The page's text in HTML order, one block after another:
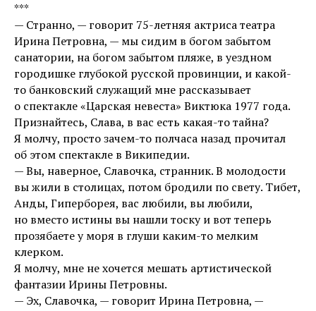
***
— Странно, — говорит 75-летняя актриса театра
Ирина Петровна, — мы сидим в богом забытом
санатории, на богом забытом пляже, в уездном
городишке глубокой русской провинции, и какой-
то банковский служащий мне рассказывает
о спектакле «Царская невеста» Виктюка 1977 года.
Признайтесь, Слава, в вас есть какая-то тайна?
Я молчу, просто зачем-то полчаса назад прочитал
об этом спектакле в Википедии.
— Вы, наверное, Славочка, странник. В молодости
вы жили в столицах, потом бродили по свету. Тибет,
Анды, Гиперборея, вас любили, вы любили,
но вместо истины вы нашли тоску и вот теперь
прозябаете у моря в глуши каким-то мелким
клерком.
Я молчу, мне не хочется мешать артистической
фантазии Ирины Петровны.
— Эх, Славочка, — говорит Ирина Петровна, —